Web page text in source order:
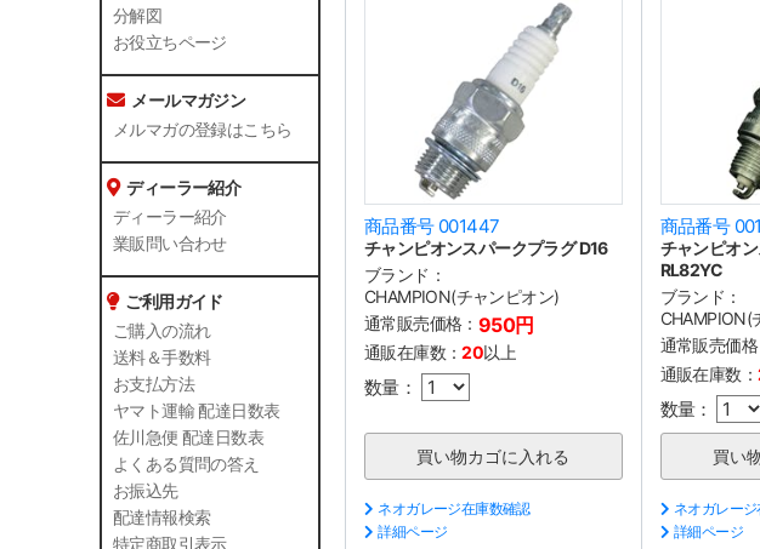
分解図
お役立ちページ
メールマガジン
メルマガの登録はこちら
ディーラー紹介
ディーラー紹介
業販問い合わせ
ご利用ガイド
ご購入の流れ
送料＆手数料
お支払方法
ヤマト運輸 配達日数表
佐川急便 配達日数表
よくある質問の答え
お振込先
配達情報検索
特定商取引表示
商品番号 001447
チャンピオンスパークプラグ D16
ブランド：
CHAMPION(チャンピオン)
通常販売価格： 950円
通販在庫数：20以上
数量：
ネオガレージ在庫数確認
詳細ページ
商品番号
チャンピオ
RL82YC
ブランド：
CHAMPION(
通常販売価
通販在庫数：
数量：
ネオガレー
詳細ページ